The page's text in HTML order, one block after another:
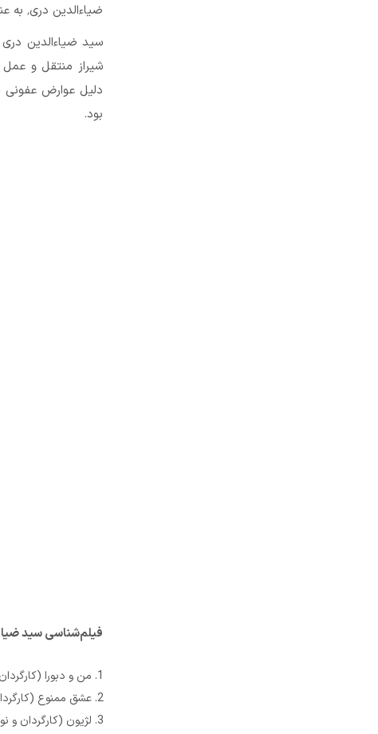
ضیاءالدین دری٬ به عنوان یکی از بهترین و شاخص ترین مجموعه های تاریخ معاصر یاد می شود.
دلیل عوارض عفونی
بود.
فیلم‌شناسی سید
من و دبورا
عشق ممنوع
لژیون (کارگردان و